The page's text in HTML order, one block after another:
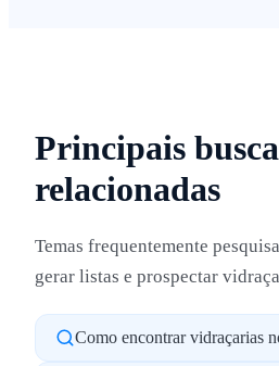
Principais
relacionadas
Temas frequentemente
gerar listas e prospectar
Como encontrar vidraçarias